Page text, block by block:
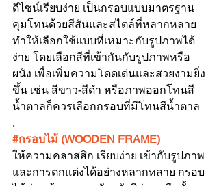
ดีไซน์เรียบง่าย เป็นกรอบแบบมาตรฐาน
คุมโทนด้วยสีสันและสไตล์ที่หลากหลาย
ทำให้เลือกใช้แบบที่เหมาะกับรูปภาพได้
ง่าย โดยเลือกสีที่เข้ากันกับรูปภาพหรือ
ผนัง เพื่อเพิ่มความโดดเด่นและสวยงามยิ่ง
ขึ้น เช่น สีขาว-สีดำ หรือภาพออกโทนสี
น้ำตาลก็ควรเลือกกรอบที่มีโทนสีน้ำตาล
.
#กรอบไม ้ (WOODEN FRAME)
ให้ความคลาสสิก เรียบง่าย เข้ากับรูปภาพ
และการตกแต่งได้อย่างหลากหลาย กรอบ